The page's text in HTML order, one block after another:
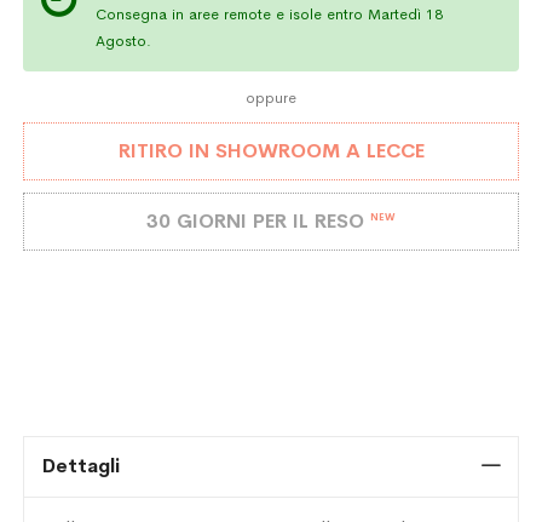
Consegna in aree remote e isole entro Martedì 18
Agosto.
oppure
RITIRO IN SHOWROOM A LECCE
30 GIORNI PER IL RESO NEW
Dettagli